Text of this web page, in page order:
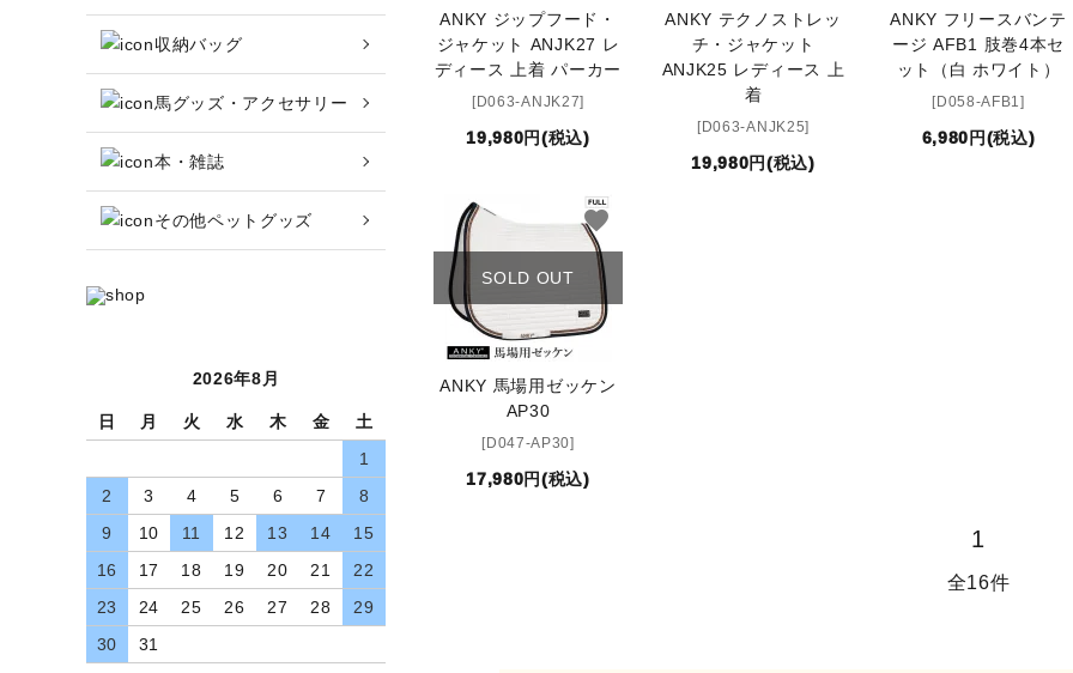
セット品
収納バッグ
馬グッズ・アクセサリー
本・雑誌
その他ペットグッズ
ブランド一覧
コンテンツ記事
INFORMATIOM
お買い物ガイド
よくあるご質問（FAQ）
ANKY ジップフード・
ジャケット ANJK27 レ
ディース 上着 パーカー
[D063-ANJK27]
19,980円(税込)
ANKY テクノストレッ
チ・ジャケット
ANJK25 レディース 上
着
[D063-ANJK25]
19,980円(税込)
ANKY フリースバンテ
ージ AFB1 肢巻4本セ
ット（白 ホワイト）
[D058-AFB1]
6,980円(税込)
SOLD OUT
ANKY 馬場用ゼッケン
AP30
[D047-AP30]
17,980円(税込)
favorite
1
全16件
収納バッグ
馬グッズ・アクセサリー
本・雑誌
その他ペットグッズ
2026年8月
日 月 火 水 木 金
土
1
2
3 4 5 6 7
8
9
10 11 12 13 14
15
16
17 18 19 20 21
22
23
24 25 26 27 28
29
30
31